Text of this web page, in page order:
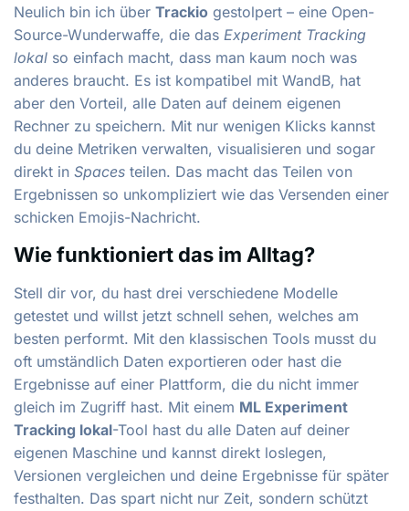
Neulich bin ich über Trackio gestolpert – eine Open-
Source-Wunderwaffe, die das Experiment Tracking
lokal so einfach macht, dass man kaum noch was
anderes braucht. Es ist kompatibel mit WandB, hat
aber den Vorteil, alle Daten auf deinem eigenen
Rechner zu speichern. Mit nur wenigen Klicks kannst
du deine Metriken verwalten, visualisieren und sogar
direkt in Spaces teilen. Das macht das Teilen von
Ergebnissen so unkompliziert wie das Versenden einer
schicken Emojis-Nachricht.
Wie funktioniert das im Alltag?
Stell dir vor, du hast drei verschiedene Modelle
getestet und willst jetzt schnell sehen, welches am
besten performt. Mit den klassischen Tools musst du
oft umständlich Daten exportieren oder hast die
Ergebnisse auf einer Plattform, die du nicht immer
gleich im Zugriff hast. Mit einem ML Experiment
Tracking lokal-Tool hast du alle Daten auf deiner
eigenen Maschine und kannst direkt loslegen,
Versionen vergleichen und deine Ergebnisse für später
festhalten. Das spart nicht nur Zeit, sondern schützt